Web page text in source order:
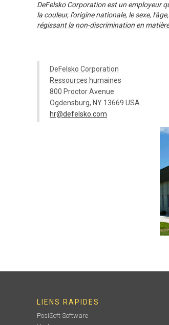
DeFelsko Corporation est un employeur
la couleur, l'origine nationale, le sexe,
régissant la non-discrimination en
DeFelsko Corporation
Ressources humaines
800 Proctor Avenue
Ogdensburg, NY 13669 USA
hr@defelsko.com
LIENS RAPIDES
PosiSoft Software